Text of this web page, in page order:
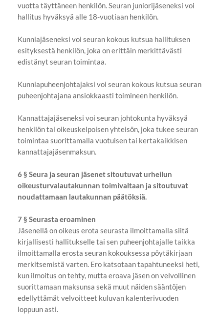
vuotta täyttäneen henkilön. Seuran juniorijäseneksi voi
hallitus hyväksyä alle 18-vuotiaan henkilön.
Kunniajäseneksi voi seuran kokous kutsua hallituksen
esityksestä henkilön, joka on erittäin merkittävästi
edistänyt seuran toimintaa.
Kunniapuheenjohtajaksi voi seuran kokous kutsua seuran
puheenjohtajana ansiokkaasti toimineen henkilön.
Kannattajajäseneksi voi seuran johtokunta hyväksyä
henkilön tai oikeuskelpoisen yhteisön, joka tukee seuran
toimintaa suorittamalla vuotuisen tai kertakaikkisen
kannattajajäsenmaksun.
6 § Seura ja seuran jäsenet sitoutuvat urheilun
oikeusturvalautakunnan toimivaltaan ja sitoutuvat
noudattamaan lautakunnan päätöksiä.
7 § Seurasta eroaminen
Jäsenellä on oikeus erota seurasta ilmoittamalla siitä
kirjallisesti hallitukselle tai sen puheenjohtajalle taikka
ilmoittamalla erosta seuran kokouksessa pöytäkirjaan
merkitsemistä varten. Ero katsotaan tapahtuneeksi heti,
kun ilmoitus on tehty, mutta eroava jäsen on velvollinen
suorittamaan maksunsa sekä muut näiden sääntöjen
edellyttämät velvoitteet kuluvan kalenterivuoden
loppuun asti.